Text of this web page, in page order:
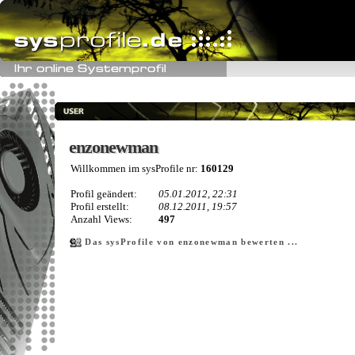
enzonewman
enzonewman
Willkommen im sysProfile nr: 160129
Profil geändert:
05.01.2012, 22:31
Profil erstellt:
08.12.2011, 19:57
Anzahl Views:
497
Das sysProfile von enzonewman bewerten ...